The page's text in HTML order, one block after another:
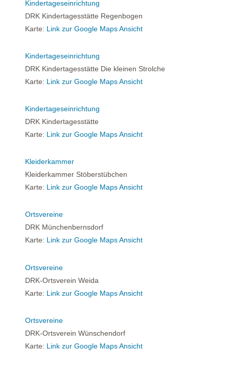
Kindertageseinrichtung
DRK Kindertagesstätte Regenbogen
Karte: Link zur Google Maps Ansicht
Kindertageseinrichtung
DRK Kindertagesstätte Die kleinen Strolche
Karte: Link zur Google Maps Ansicht
Kindertageseinrichtung
DRK Kindertagesstätte
Karte: Link zur Google Maps Ansicht
Kleiderkammer
Kleiderkammer Stöberstübchen
Karte: Link zur Google Maps Ansicht
Ortsvereine
DRK Münchenbernsdorf
Karte: Link zur Google Maps Ansicht
Ortsvereine
DRK-Ortsverein Weida
Karte: Link zur Google Maps Ansicht
Ortsvereine
DRK-Ortsverein Wünschendorf
Karte: Link zur Google Maps Ansicht